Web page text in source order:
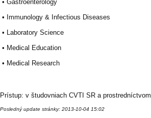
• Gastroenterology
• Immunology & Infectious Diseases
• Laboratory Science
• Medical Education
• Medical Research
Prístup: v študovniach CVTI SR a prostredníctvom
Posledný update stránky: 2013-10-04 15:02